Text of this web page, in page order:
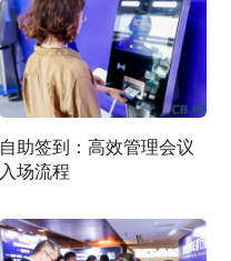
自助签到：高效管理会议
入场流程